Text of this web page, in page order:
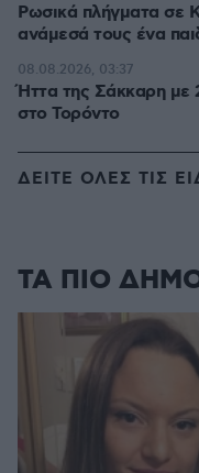
Ρωσικά πλήγματα σε
ανάμεσά τους ένα
Ήττα της Σάκκαρη με
στο Τορόντο
08.08.2026, 03:37
ΔΕΙΤΕ ΟΛΕΣ ΤΙΣ
ΤΑ ΠΙΟ